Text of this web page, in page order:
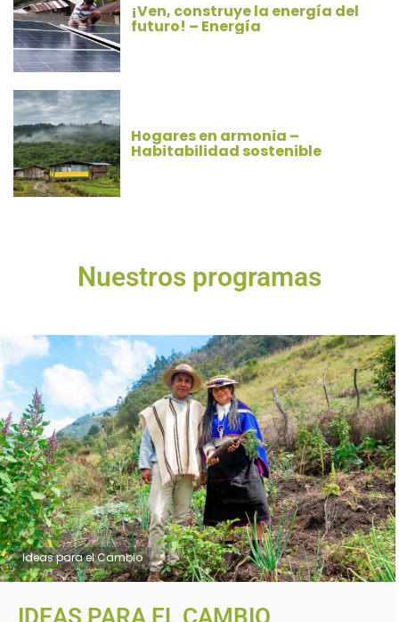
¡Ven, construye la energía del
futuro! – Energía
Hogares en armonia –
Habitabilidad sostenible
Nuestros programas
Ideas para el Cambio